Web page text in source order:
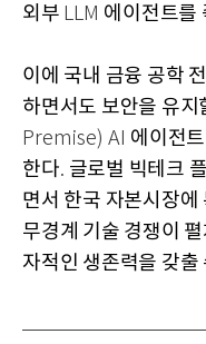
외부 LLM 에이전트를
이에 국내 금융 공학
하면서도 보안을 유지
Premise) AI 에이전트
한다. 글로벌 빅테크
면서 한국 자본시장
무경계 기술 경쟁이
자적인 생존력을 갖출